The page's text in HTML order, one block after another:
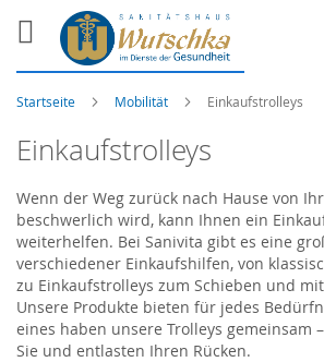
Startseite Mobilität Einkaufstrolleys
Einkaufstrolleys
Wenn der Weg zurück nach Hause von
beschwerlich wird, kann Ihnen ein
weiterhelfen. Bei Sanivita gibt es eine
verschiedener Einkaufshilfen, von
zu Einkaufstrolleys zum Schieben und
Unsere Produkte bieten für jedes
eines haben unsere Trolleys gemeinsam
Sie und entlasten Ihren Rücken.